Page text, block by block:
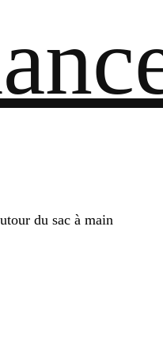
du sac à main